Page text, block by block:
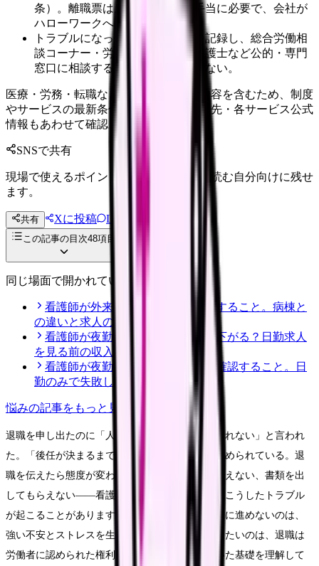
条）。離職票は雇用保険の基本手当に必要で、会社が
ハローワークへ手続きする。
トラブルになったら、やり取りを記録し、総合労働相
談コーナー・労働基準監督署・弁護士など公的・専門
窓口に相談する。一人で抱え込まない。
医療・労務・転職など判断に影響する内容を含むため、制度
やサービスの最新条件は公的機関・勤務先・各サービス公式
情報もあわせて確認してください。
SNSで共有
現場で使えるポイントを、同僚やあとで読む自分向けに残せ
ます。
共有 Xに投稿 LINE
この記事の目次48項目
同じ場面で開かれている記事
看護師が外来へ転職する前に確認すること。病棟と
の違いと求人の見方
看護師が夜勤なしにすると給料は下がる？日勤求人
を見る前の収入チェック
看護師が夜勤なし求人を探す前に確認すること。日
勤のみで失敗しない見方
悩みの記事をもっと見る
退職を申し出たのに「人手が足りないから認められない」と言われ
た。「後任が決まるまで辞めさせない」と引き止められている。退
職を伝えたら態度が変わり、有給を取らせてもらえない、書類を出
してもらえない——看護師の退職をめぐっては、こうしたトラブル
が起こることがあります。辞めると決めたのに前に進めないのは、
強い不安とストレスを生みます。まず知っておきたいのは、退職は
労働者に認められた権利であり、法律にもとづいた基礎を理解して